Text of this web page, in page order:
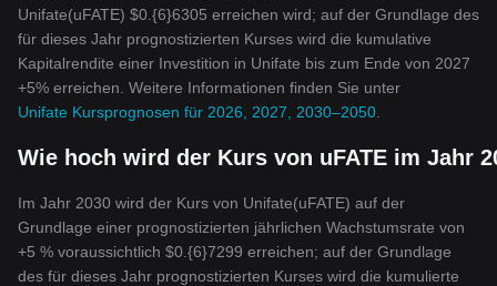
Unifate(uFATE) $0.{6}6305 erreichen wird; auf der Grundlage des
für dieses Jahr prognostizierten Kurses wird die kumulative
Kapitalrendite einer Investition in Unifate bis zum Ende von 2027
+5% erreichen. Weitere Informationen finden Sie unter
Unifate Kursprognosen für 2026, 2027, 2030–2050
Wie hoch wird der Kurs von uFATE im Jahr
Im Jahr 2030 wird der Kurs von Unifate(uFATE) auf der
Grundlage einer prognostizierten jährlichen Wachstumsrate von
+5 % voraussichtlich $0.{6}7299 erreichen; auf der Grundlage
des für dieses Jahr prognostizierten Kurses wird die kumulierte